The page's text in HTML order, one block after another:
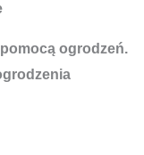
ogrodzeń.